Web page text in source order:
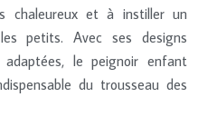
chaleureux et à instiller un
petits. Avec ses designs
le peignoir enfant
du trousseau des